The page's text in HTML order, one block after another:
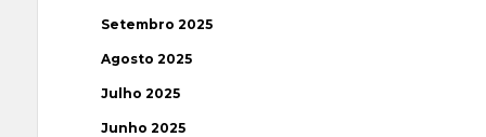
Setembro 2025
Agosto 2025
Julho 2025
Junho 2025